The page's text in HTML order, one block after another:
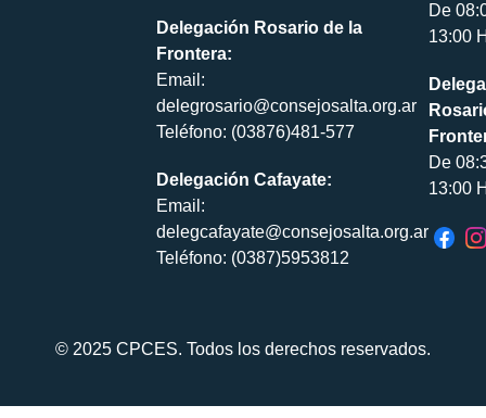
Delegación Rosario de la
Frontera:
Email:
delegrosario@consejosalta.org.ar
Teléfono: (03876)481-577
Delegación Cafayate:
Email:
delegcafayate@consejosalta.org.ar
Teléfono: (0387)5953812
De
13:00
De
13:00
© 2025 CPCES. Todos los derechos reservados.